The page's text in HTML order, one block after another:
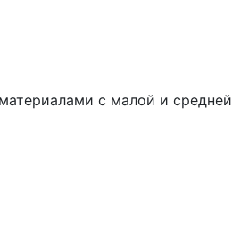
с малой и средней